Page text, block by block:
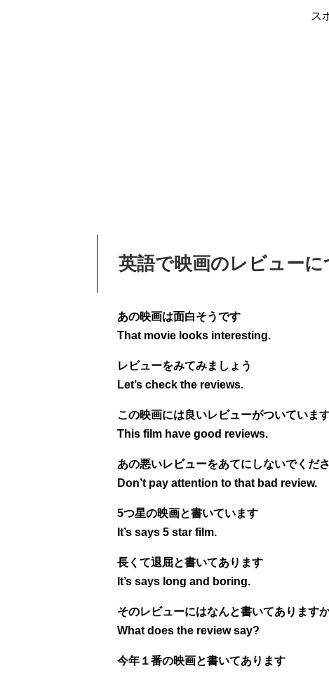
ス
英語で映画のレビュー
あの映画は面白そうです
That movie looks interesting.
レビューをみてみましょう
Let’s check the reviews.
この映画には良いレビューがついていま
This film have good reviews.
あの悪いレビューをあてにしないでくだ
Don’t pay attention to that bad review.
5つ星の映画と書いています
It’s says 5 star film.
長くて退屈と書いてあります
It’s says long and boring.
そのレビューにはなんと書いてあります
What does the review say?
今年１番の映画と書いてあります